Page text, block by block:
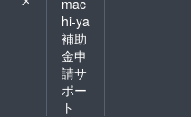
hi-ya
補助
金申
請サ
ポー
ト